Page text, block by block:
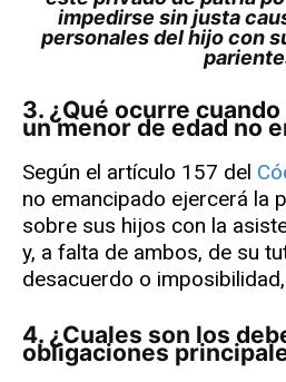
impedirse sin justa
personales del hijo con
3. ¿Qué ocurre cuando el progenitor es
un menor de edad no
Según el artículo 157 del
no emancipado ejercerá la
sobre sus hijos con la
y, a falta de ambos, de su
desacuerdo o
4. ¿Cuales son los deberes y
obligaciones